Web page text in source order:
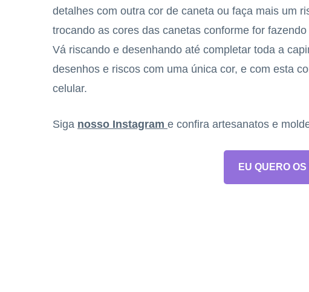
detalhes com outra cor de caneta ou faça mais um
trocando as cores das canetas conforme for
Vá riscando e desenhando até completar toda a
desenhos e riscos com uma única cor, e com esta
celular.
Siga nosso Instagram e confira artesanatos e
EU QUERO